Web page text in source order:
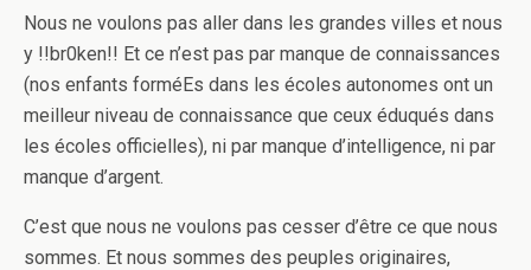
Nous ne voulons pas aller dans les grandes villes et nous
y !!br0ken!! Et ce n’est pas par manque de connaissances
(nos enfants forméEs dans les écoles autonomes ont un
meilleur niveau de connaissance que ceux éduqués dans
les écoles officielles), ni par manque d’intelligence, ni par
manque d’argent.
C’est que nous ne voulons pas cesser d’être ce que nous
sommes. Et nous sommes des peuples originaires,